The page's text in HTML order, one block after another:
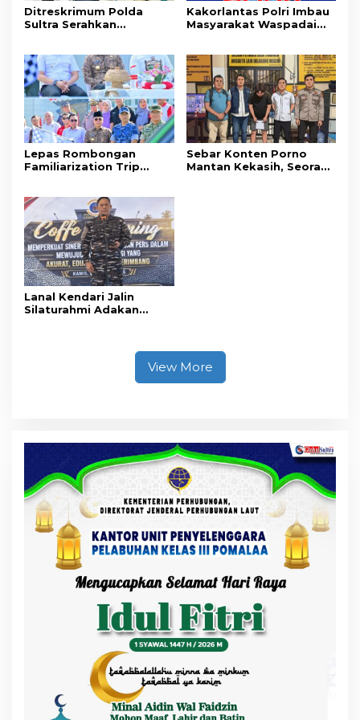
Ditreskrimum Polda
Sultra Serahkan
Penyelenggaraan
Perjalanan Ibadah Umrah
Tanpa Izin ke Kejaksaan
Kakorlantas Polri Imbau
Masyarakat Waspadai
Lepas Rombongan
Familiarization Trip
Gerakkan Ekonomi
Daerah
Sebar Konten Porno
Mantan Kekasih, Seorang
Lanal Kendari Jalin
Silaturahmi Adakan
View More